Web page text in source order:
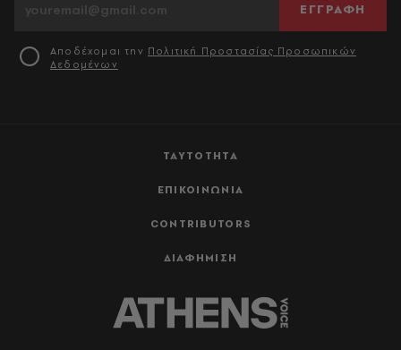
ΤΑΥΤΟΤΗΤΑ
ΕΠΙΚΟΙΝΩΝΙΑ
CONTRIBUTORS
ΔΙΑΦΗΜΙΣΗ
ΕΓΓΡΑΦΗ
Αποδέχομαι την Πολιτική Προστασίας Προσωπικών
Δεδομένων